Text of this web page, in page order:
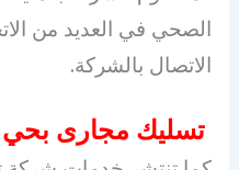
الصحي في العديد من
الاتصال بالشركة.
تسليك مجارى بحي